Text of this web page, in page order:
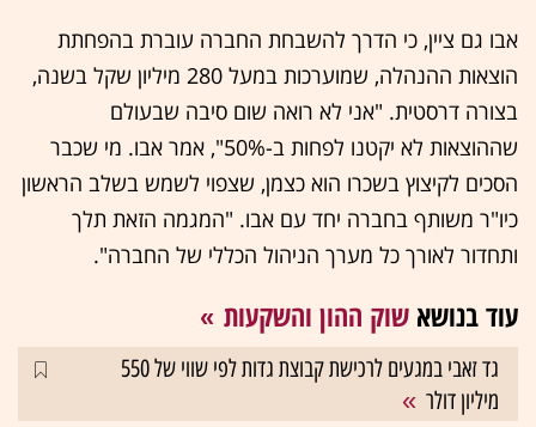
אבו גם ציין, כי הדרך להשבחת החברה עוברת בהפחתת
הוצאות ההנהלה, שמוערכות במעל 280 מיליון שקל בשנה,
בצורה דרסטית. "אני לא רואה שום סיבה שבעולם
שההוצאות לא יקטנו לפחות ב-50%", אמר אבו. מי שכבר
הסכים לקיצוץ בשכרו הוא כצמן, שצפוי לשמש בשלב הראשון
כיו"ר משותף בחברה יחד עם אבו. "המגמה הזאת תלך
ותחדור לאורך כל מערך הניהול הכללי של החברה".
עוד בנושא שוק ההון והשקעות
גד זאבי במגעים לרכישת קבוצת גדות לפי שווי של 550
מיליון דולר